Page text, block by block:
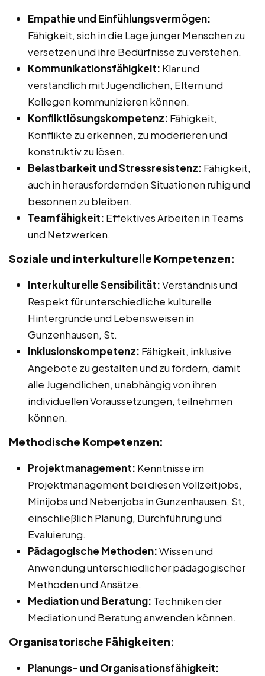
Empathie und Einfühlungsvermögen:
Fähigkeit, sich in die Lage junger Menschen zu
versetzen und ihre Bedürfnisse zu verstehen.
Kommunikationsfähigkeit: Klar und
verständlich mit Jugendlichen, Eltern und
Kollegen kommunizieren können.
Konfliktlösungskompetenz: Fähigkeit,
Konflikte zu erkennen, zu moderieren und
konstruktiv zu lösen.
Belastbarkeit und Stressresistenz: Fähigkeit,
auch in herausfordernden Situationen ruhig und
besonnen zu bleiben.
Teamfähigkeit: Effektives Arbeiten in Teams
und Netzwerken.
Soziale und interkulturelle Kompetenzen:
Interkulturelle Sensibilität:Verständnis und
Respekt für unterschiedliche kulturelle
Hintergründe und Lebensweisen in
Gunzenhausen, St.
Inklusionskompetenz: Fähigkeit, inklusive
Angebote zu gestalten und zu fördern, damit
alle Jugendlichen, unabhängig von ihren
individuellen Voraussetzungen, teilnehmen
können.
Methodische Kompetenzen:
Projektmanagement: Kenntnisse im
Projektmanagement bei diesen Vollzeitjobs,
Minijobs und Nebenjobs in Gunzenhausen, St,
einschließlich Planung, Durchführung und
Evaluierung.
Pädagogische Methoden:Wissen und
Anwendung unterschiedlicher pädagogischer
Methoden und Ansätze.
Mediation und Beratung: Techniken der
Mediation und Beratung anwenden können.
Organisatorische Fähigkeiten:
Planungs- und Organisationsfähigkeit: